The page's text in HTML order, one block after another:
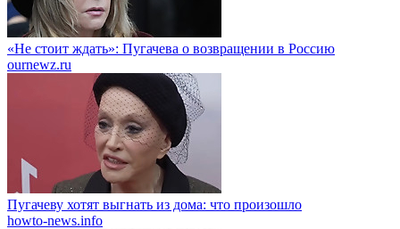
«Не стоит ждать»: Пугачева о возвращении в Россию
ournewz.ru
Пугачеву хотят выгнать из дома: что произошло
howto-news.info